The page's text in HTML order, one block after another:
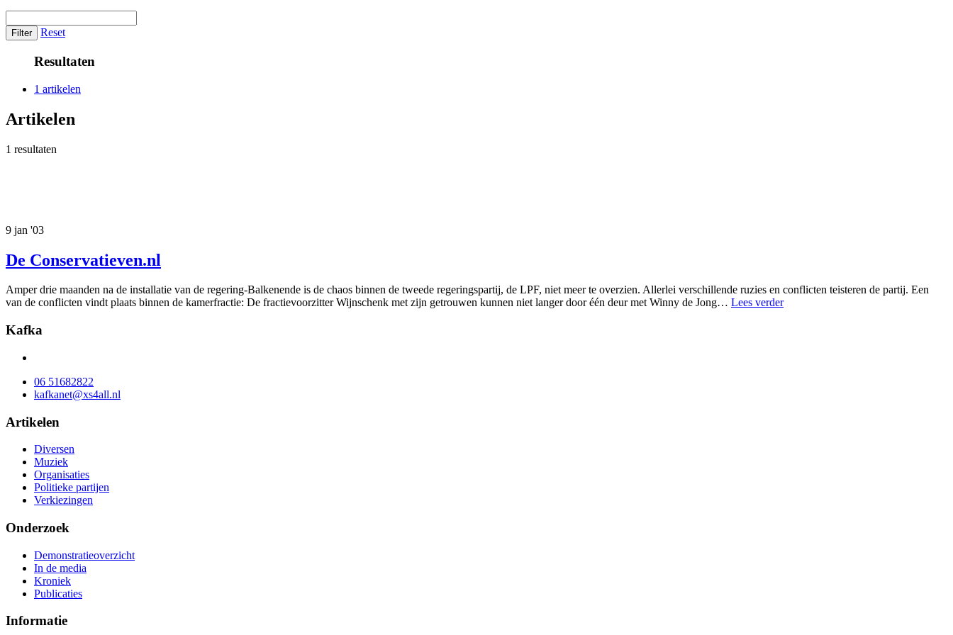
Reset
Resultaten
1 artikelen
Artikelen
1 resultaten
9 jan '03
De Conservatieven.nl
Amper drie maanden na de installatie van de regering-Balkenende is de chaos binnen de tweede regeringspartij, de LPF, niet meer te overzien. Allerlei verschillende ruzies en conflicten teisteren de partij. Een
van de conflicten vindt plaats binnen de kamerfractie: De fractievoorzitter Wijnschenk met zijn getrouwen kunnen niet langer door één deur met Winny de Jong… Lees verder
Kafka
06 51682822
kafkanet@xs4all.nl
Artikelen
Diversen
Muziek
Organisaties
Politieke partijen
Verkiezingen
Onderzoek
Demonstratieoverzicht
In de media
Kroniek
Publicaties
Informatie